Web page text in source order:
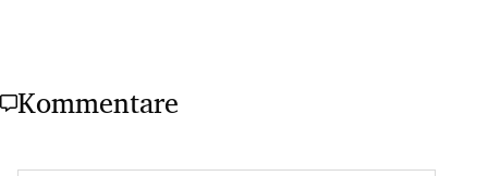
Kommentare